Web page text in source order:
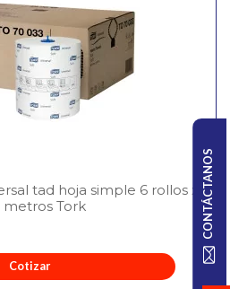
tad hoja simple 6 rollos x
metros Tork
Cotizar
CONTÁCTANOS